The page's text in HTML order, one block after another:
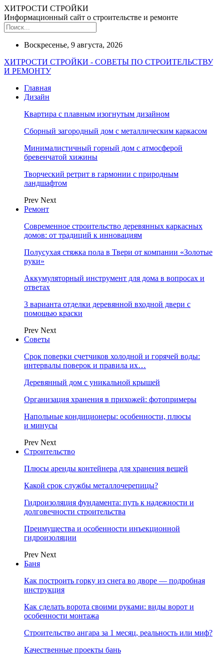
ХИТРОСТИ СТРОЙКИ
Информационный сайт о строительстве и ремонте
Воскресенье, 9 августа, 2026
ХИТРОСТИ СТРОЙКИ - СОВЕТЫ ПО СТРОИТЕЛЬСТВУ
И РЕМОНТУ
Главная
Дизайн
Квартира с плавным изогнутым дизайном
Сборный загородный дом с металлическим каркасом
Минималистичный горный дом с атмосферой
бревенчатой хижины
Творческий ретрит в гармонии с природным
ландшафтом
Prev Next
Ремонт
Современное строительство деревянных каркасных
домов: от традиций к инновациям
Полусухая стяжка пола в Твери от компании «Золотые
руки»
Аккумуляторный инструмент для дома в вопросах и
ответах
3 варианта отделки деревянной входной двери с
помощью краски
Prev Next
Советы
Срок поверки счетчиков холодной и горячей воды:
интервалы поверок и правила их…
Деревянный дом с уникальной крышей
Организация хранения в прихожей: фотопримеры
Напольные кондиционеры: особенности, плюсы
и минусы
Prev Next
Строительство
Плюсы аренды контейнера для хранения вещей
Какой срок службы металлочерепицы?
Гидроизоляция фундамента: путь к надежности и
долговечности строительства
Преимущества и особенности инъекционной
гидроизоляции
Prev Next
Баня
Как построить горку из снега во дворе — подробная
инструкция
Как сделать ворота своими руками: виды ворот и
особенности монтажа
Строительство ангара за 1 месяц, реальность или миф?
Качественные проекты бань